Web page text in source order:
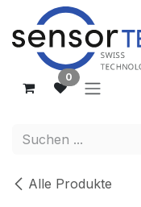
Zum Inhalt springen
0
Alle Produkte